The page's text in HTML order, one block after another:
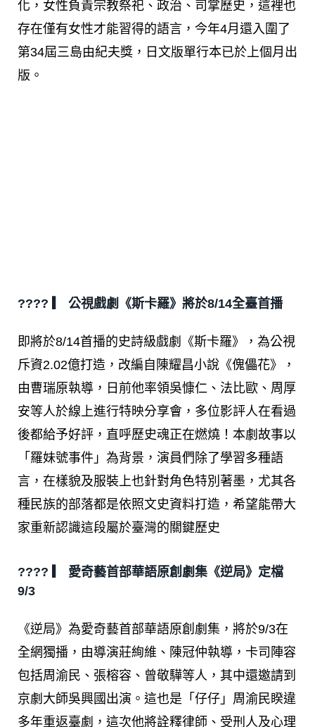
化，女性負責宗教祭祀、政治、司掌歷史，這裡也
存在僅有女性才能習得的語言，今年4月還入圍了
第34屆三島由紀夫獎，日文版單行本已於上個月出
版。
???? ▎ 公視戲劇《斯卡羅》將於8/14全臺首播
即將於8/14首播的史詩級戲劇《斯卡羅》，為公視
斥資2.02億打造，改編自陳耀昌小說《傀儡花》，
由曹瑞原執導，日前他率領吳慷仁、法比歐、周厚
安等人於線上進行特映分享會，多位影評人在看過
後都給予好評，直呼歷史魂正在燃燒！本劇故事以
「羅妹號事件」為背景，演員們除了學習多種語
言，在樣貌及服裝上也針對角色特別著墨，尤其各
種民族的部落都是依照文史資料打造，希望能帶大
家重新認識這段屬於臺灣的關鍵歷史
???? ▎ 愛奇藝首部華語原創劇集《逆局》定檔
9/3
《逆局》為愛奇藝首部華語原創劇集，將於9/3在
全網獨播，由導演莊絢維、陳冠仲執導，卡司陣容
包括周渝民、張榕容、曾敬驊等人，其中還邀請到
京劇大師吳興國出演。這也是「仔仔」周渝民睽違
多年重返臺劇，這次他將詮釋律師、受刑人及心理